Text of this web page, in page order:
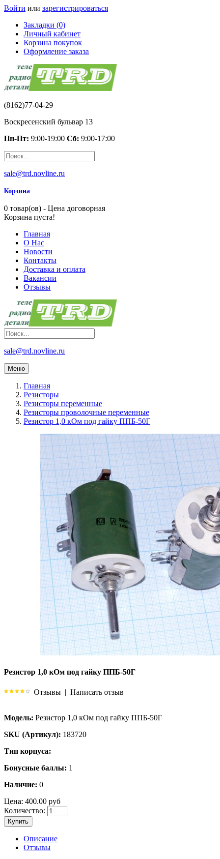
Войти или зарегистрироваться
Закладки (0)
Личный кабинет
Корзина покупок
Оформление заказа
(8162)77-04-29
Воскресенский бульвар 13
Пн-Пт: 9:00-19:00 Сб: 9:00-17:00
sale@trd.novline.ru
Корзина
0 товар(ов) - Цена договорная
Корзина пуста!
Главная
О Нас
Новости
Контакты
Доставка и оплата
Вакансии
Отзывы
sale@trd.novline.ru
Меню
Главная
Резисторы
Резисторы переменные
Резисторы проволочные переменные
Резистор 1,0 кОм под гайку ППБ-50Г
Резистор 1,0 кОм под гайку ППБ-50Г
Отзывы | Написать отзыв
Модель: Резистор 1,0 кОм под гайку ППБ-50Г
SKU (Артикул): 183720
Тип корпуса:
Бонусные баллы: 1
Наличие: 0
Цена: 400.00 руб
Количество:
Купить
Описание
Отзывы